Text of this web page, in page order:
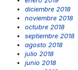
diciembre 2018
noviembre 2018
octubre 2018
septiembre 2018
agosto 2018
julio 2018
junio 2018